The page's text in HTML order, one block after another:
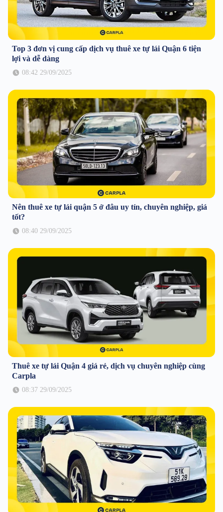
Top 3 đơn vị cung cấp dịch vụ thuê xe tự lái Quận 6 tiện
lợi và dễ dàng
08:42 29/09/2025
Nên thuê xe tự lái quận 5 ở đâu uy tín, chuyên nghiệp, giá
tốt?
08:40 29/09/2025
Thuê xe tự lái Quận 4 giá rẻ, dịch vụ chuyên nghiệp cùng
Carpla
08:37 29/09/2025